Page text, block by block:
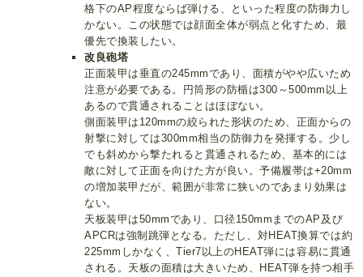
格下のAP程度ならば弾ける、といった程度の防御力し
かない。この状態では顔面全体が弱点と化すため、最
優先で換装したい。
改良砲塔
正面装甲は垂直の245mmであり、面積がやや広いため
注意が必要である。円筒形の防楯は300～500mm以上
あるので貫通されることはほぼない。
側面装甲は120mmの絞られた形状のため、正面からの
射撃に対しては300mm相当の防御力を発揮する。少し
でも斜めから撃たれると貫通されるため、基本的には
敵に対して正面を向けた方が良い。予備履帯は+20mm
の増加装甲だが、範囲が非常に狭いのであまり効果は
ない。
天板装甲は50mmであり、口径150mmまでのAP及び
APCRは強制跳弾となる。ただし、対HEAT換算では約
225mmしかなく、Tier7以上のHEAT弾には容易に貫通
される。天板の面積は大きいため、HEAT弾を持つ相手